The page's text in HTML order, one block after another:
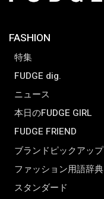
FASHION
特集
FUDGE dig.
ニュース
本日のFUDGE GIRL
FUDGE FRIEND
ブランドピックアップ
ファッション用語辞典
スタンダード